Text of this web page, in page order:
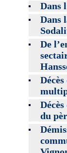
Dans
Dans
De
du